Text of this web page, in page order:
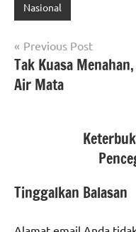
Nasional
Navigasi
pos
Previous Post
Tak Kuasa
Air Mata
Tinggalkan Balasan